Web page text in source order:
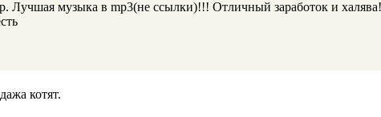
музыка в mp3(не ссылки)!!! Отличный заработок и
котят.